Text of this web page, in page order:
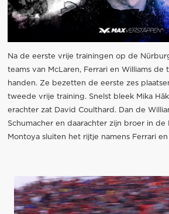
Na de eerste vrije trainingen op de
teams van McLaren, Ferrari en Williams de
handen. Ze bezetten de eerste zes
tweede vrije training. Snelst bleek Mika
erachter zat David Coulthard. Dan de
Schumacher en daarachter zijn broer in de
Montoya sluiten het rijtje namens Ferrari en